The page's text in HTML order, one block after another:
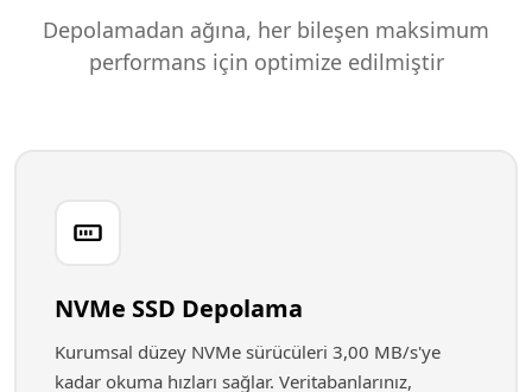
Depolamadan ağına, her bileşen maksimum
performans için optimize edilmiştir
NVMe SSD Depolama
Kurumsal düzey NVMe sürücüleri 3,00 MB/s'ye
kadar okuma hızları sağlar. Veritabanlarınız,